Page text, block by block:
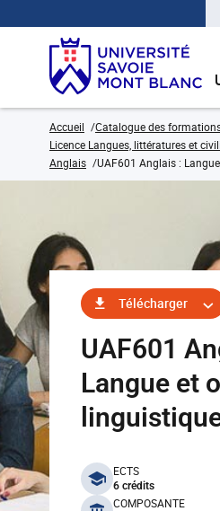
Accueil Catalogue des
Licence Langues, littératures et
Anglais
UAF601 Anglais :
Télécharger
UAF601
Langue et
benefits
ECTS
6 crédits
COMPOSANTE